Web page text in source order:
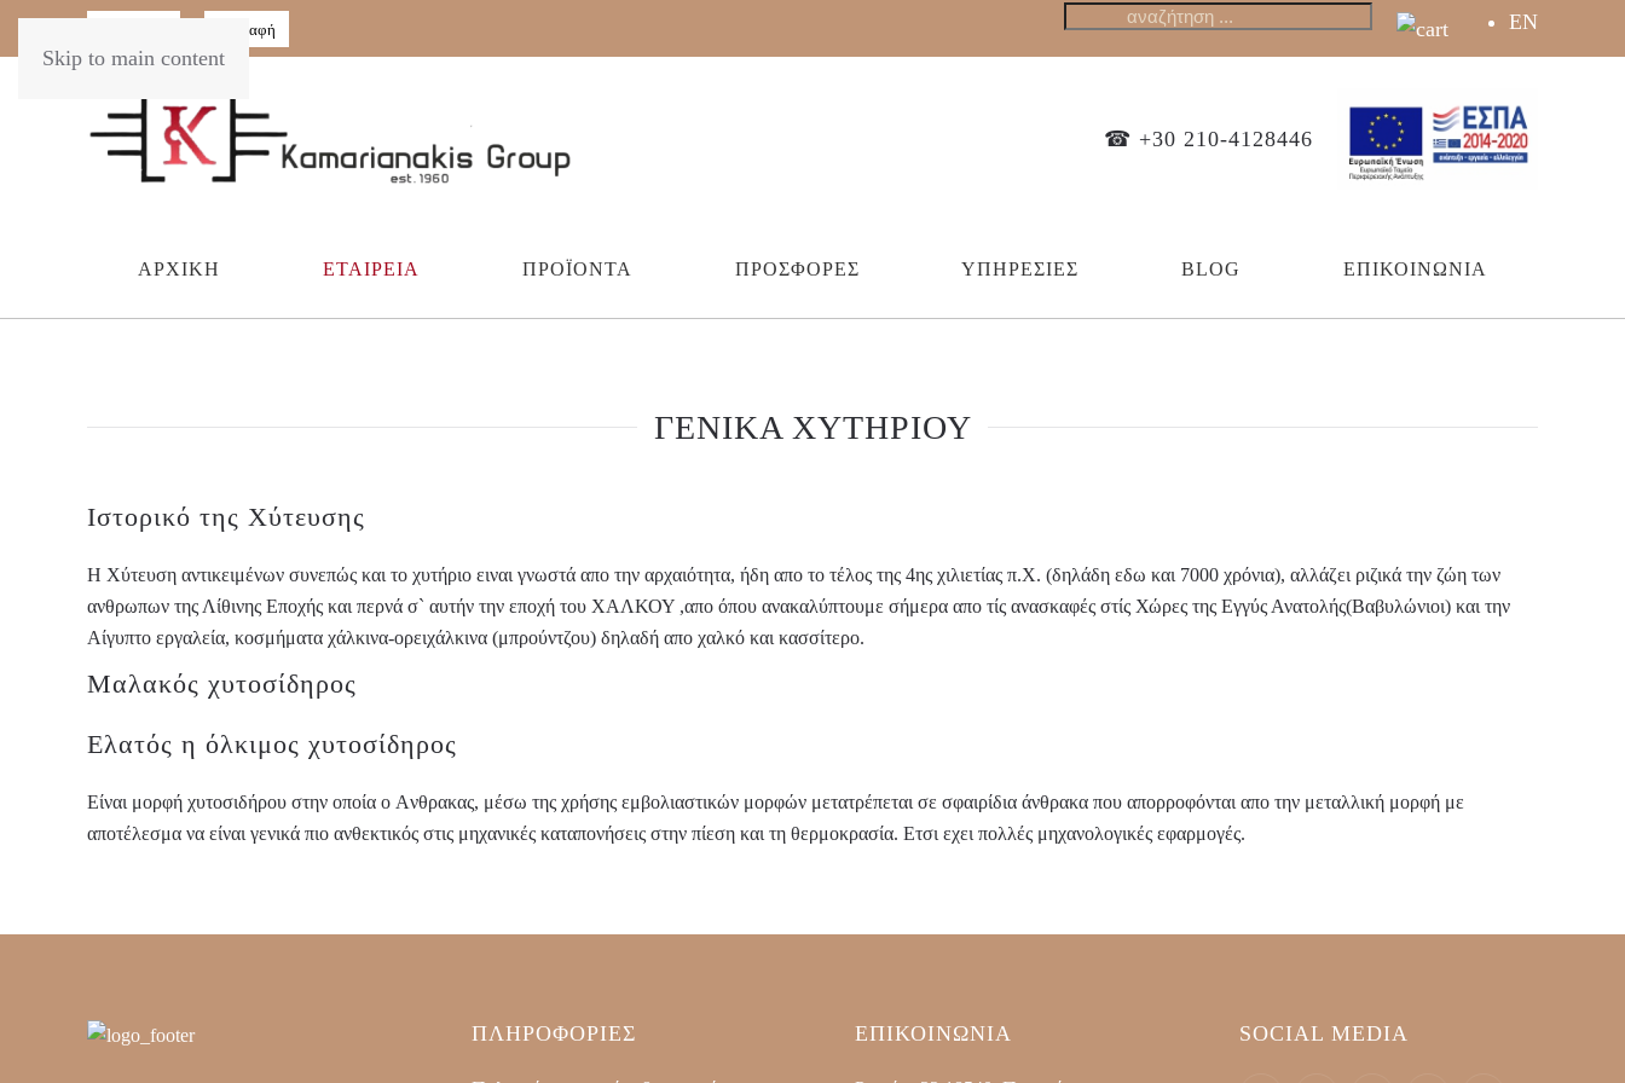
Skip to main content
Εγγραφή EN
☎ +30 210-4128446
ΑΡΧΙΚΉ ΕΤΑΙΡΕΊΑ ΠΡΟΪΌΝΤΑ ΠΡΟΣΦΟΡΈΣ ΥΠΗΡΕΣΊΕΣ BLOG ΕΠΙΚΟΙΝΩΝΊΑ
ΓΕΝΙΚΑ ΧΥΤΗΡΙΟΥ
Ιστορικό της Χύτευσης
Η Χύτευση αντικειμένων συνεπώς και το χυτήριο ειναι γνωστά απο την αρχαιότητα, ήδη απο το τέλος της 4ης χιλιετίας π.Χ. (δηλάδη εδω και 7000 χρόνια), αλλάζει ριζικά την ζώη των
ανθρωπων της Λίθινης Εποχής και περνά σ` αυτήν την εποχή του ΧΑΛΚΟΥ ,απο όπου ανακαλύπτουμε σήμερα απο τίς ανασκαφές στίς Χώρες της Εγγύς Ανατολής(Βαβυλώνιοι) και την
Αίγυπτο εργαλεία, κοσμήματα χάλκινα-ορειχάλκινα (μπρούντζου) δηλαδή απο χαλκό και κασσίτερο.
Μαλακός χυτοσίδηρος
Ελατός η όλκιμος χυτοσίδηρος
Είναι μορφή χυτοσιδήρου στην οποία ο Aνθρακας, μέσω της χρήσης εμβολιαστικών μορφών μετατρέπεται σε σφαιρίδια άνθρακα που απορροφόνται απο την μεταλλική μορφή με
αποτέλεσμα να είναι γενικά πιο ανθεκτικός στις μηχανικές καταπονήσεις στην πίεση και τη θερμοκρασία. Ετσι εχει πολλές μηχανολογικές εφαρμογές.
ΠΛΗΡΟΦΟΡΙΕΣ ΕΠΙΚΟΙΝΩΝΙΑ SOCIAL MEDIA